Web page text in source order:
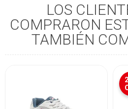
LOS
COMPRARON
TAMBIÉN